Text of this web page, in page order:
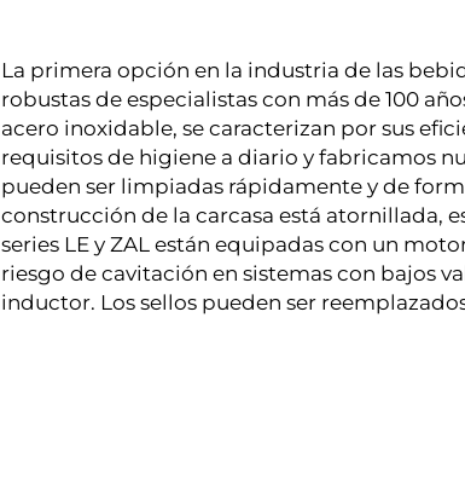
La primera opción en la industria de las
robustas de especialistas con más de 100
acero inoxidable, se caracterizan por sus
requisitos de higiene a diario y fabricamos
pueden ser limpiadas rápidamente y de
construcción de la carcasa está atornillada,
series LE y ZAL están equipadas con un
riesgo de cavitación en sistemas con bajos
inductor. Los sellos pueden ser